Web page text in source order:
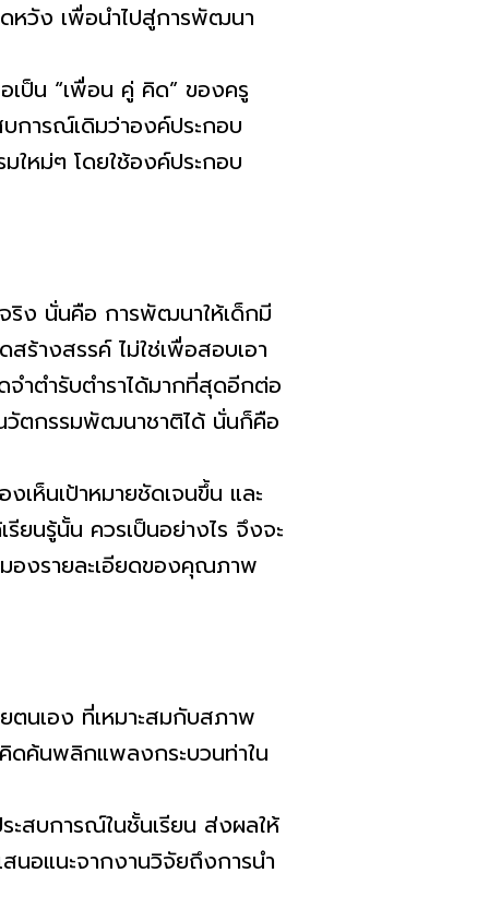
หวัง เพื่อนำไปสู่การพัฒนา
เป็น “เพื่อน คู่ คิด” ของครู
บการณ์เดิมว่าองค์ประกอบ
ใหม่ๆ โดยใช้องค์ประกอบ
ริง นั่นคือ การพัฒนาให้เด็กมี
ร้างสรรค์ ไม่ใช่เพื่อสอบเอา
ำตำรับตำราได้มากที่สุดอีกต่อ
วัตกรรมพัฒนาชาติได้ นั่นก็คือ
ห็นเป้าหมายชัดเจนขึ้น และ
ยนรู้นั้น ควรเป็นอย่างไร จึงจะ
องรายละเอียดของคุณภาพ
นเอง ที่เหมาะสมกับสภาพ
ดค้นพลิกแพลงกระบวนท่าใน
สบการณ์ในชั้นเรียน ส่งผลให้
นอแนะจากงานวิจัยถึงการนำ